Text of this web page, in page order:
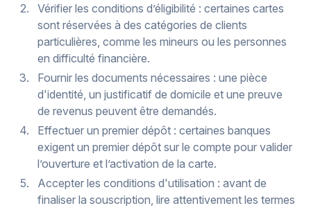
Vérifier les conditions d’éligibilité : certaines cartes
sont réservées à des catégories de clients
particulières, comme les mineurs ou les personnes
en difficulté financière.
Fournir les documents nécessaires : une pièce
d'identité, un justificatif de domicile et une preuve
de revenus peuvent être demandés.
Effectuer un premier dépôt : certaines banques
exigent un premier dépôt sur le compte pour valider
l’ouverture et l’activation de la carte.
Accepter les conditions d'utilisation : avant de
finaliser la souscription, lire attentivement les termes